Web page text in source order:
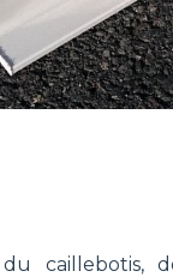
caillebotis,